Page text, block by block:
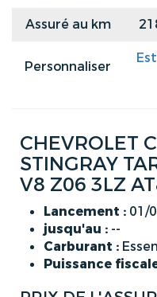
Assuré au km
Personnaliser
CHEVROLET
STINGRAY
V8 Z06 3LZ
Lancement : 01/
jusqu'au : --
Carburant :
Puissance